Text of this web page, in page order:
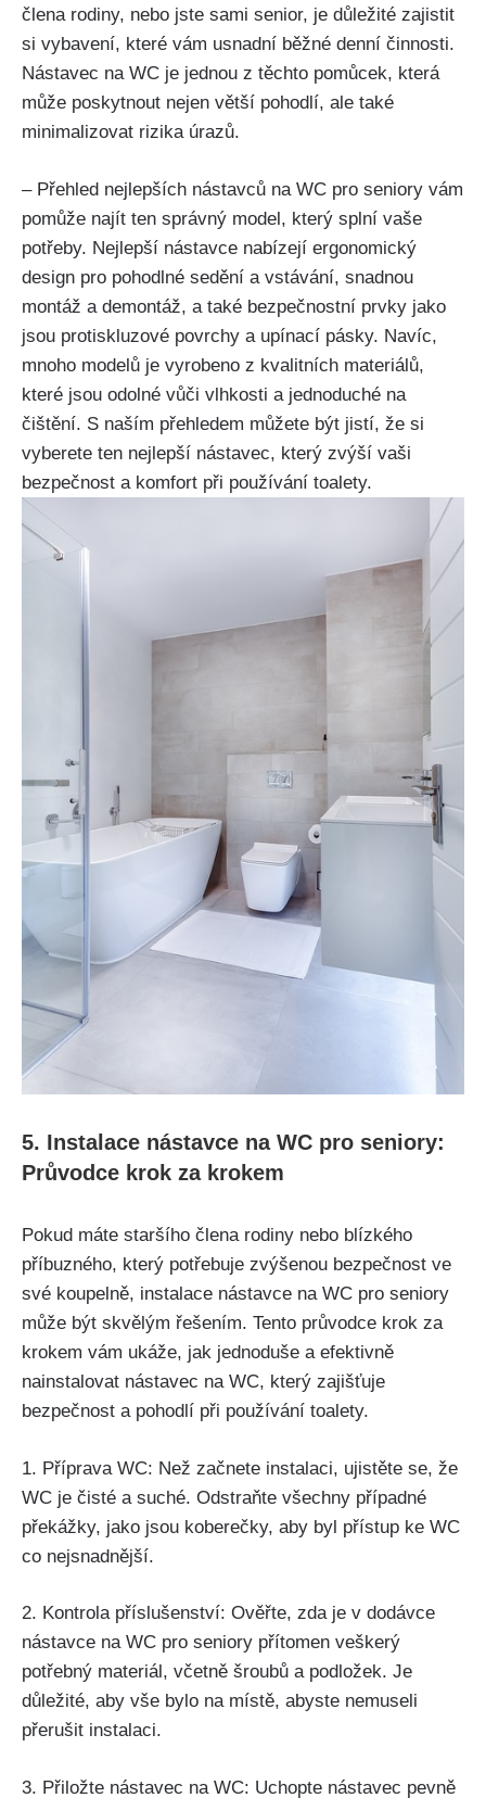
člena rodiny, nebo jste sami senior, je důležité zajistit
si vybavení, které vám usnadní běžné denní činnosti.
Nástavec na WC je jednou z těchto pomůcek, která
může poskytnout nejen větší pohodlí, ale také
minimalizovat rizika úrazů.
– Přehled nejlepších nástavců na WC pro seniory vám
pomůže najít ten správný model, který splní vaše
potřeby. Nejlepší nástavce nabízejí ergonomický
design pro pohodlné sedění a vstávání, snadnou
montáž a demontáž, a také bezpečnostní prvky jako
jsou protiskluzové povrchy a upínací pásky. Navíc,
mnoho modelů je vyrobeno z kvalitních materiálů,
které jsou odolné vůči vlhkosti a jednoduché na
čištění. S naším přehledem můžete být jistí, že si
vyberete ten nejlepší nástavec, který zvýší vaši
bezpečnost a komfort při používání toalety.
5. Instalace nástavce na WC pro seniory:
Průvodce krok za krokem
Pokud máte staršího člena rodiny nebo blízkého
příbuzného, který potřebuje zvýšenou bezpečnost ve
své koupelně, instalace nástavce na WC pro seniory
může být skvělým řešením. Tento průvodce krok za
krokem vám ukáže, jak jednoduše a efektivně
nainstalovat nástavec na WC, který zajišťuje
bezpečnost a pohodlí při používání toalety.
1. Příprava WC: Než začnete instalaci, ujistěte se, že
WC je čisté a suché. Odstraňte všechny případné
překážky, jako jsou koberečky, aby byl přístup ke WC
co nejsnadnější.
2. Kontrola příslušenství: Ověřte, zda je v dodávce
nástavce na WC pro seniory přítomen veškerý
potřebný materiál, včetně šroubů a podložek. Je
důležité, aby vše bylo na místě, abyste nemuseli
přerušit instalaci.
3. Přiložte nástavec na WC: Uchopte nástavec pevně